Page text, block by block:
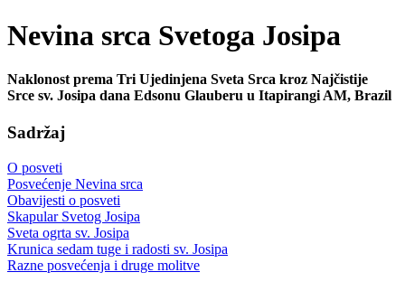
Nevina srca Svetoga Josipa
Naklonost prema Tri Ujedinjena Sveta Srca kroz Najčistije
Srce sv. Josipa dana Edsonu Glauberu u Itapirangi AM, Brazil
Sadržaj
O posveti
Posvećenje Nevina srca
Obavijesti o posveti
Skapular Svetog Josipa
Sveta ogrta sv. Josipa
Krunica sedam tuge i radosti sv. Josipa
Razne posvećenja i druge molitve